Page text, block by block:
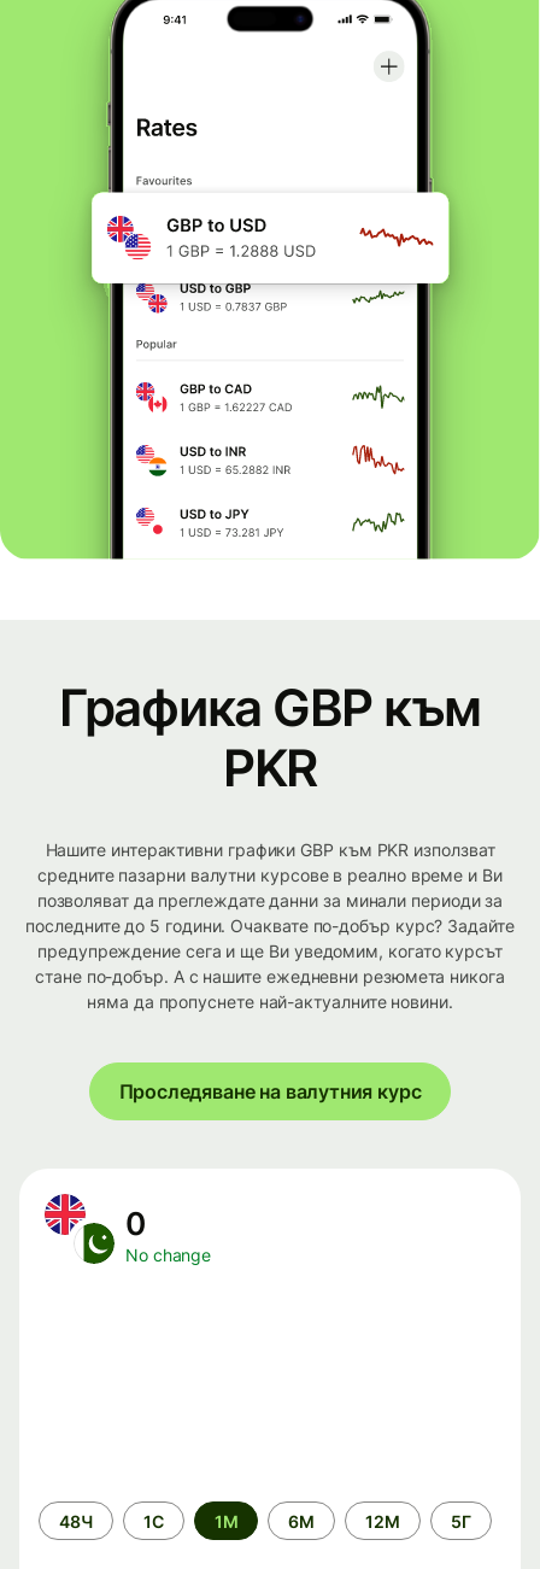
Графика GBP към
PKR
Нашите интерактивни графики GBP към PKR използват
средните пазарни валутни курсове в реално време и Ви
позволяват да преглеждате данни за минали периоди за
последните до 5 години. Очаквате по-добър курс? Задайте
предупреждение сега и ще Ви уведомим, когато курсът
стане по-добър. А с нашите ежедневни резюмета никога
няма да пропуснете най-актуалните новини.
Проследяване на валутния курс
0
No change
Time
period
48Ч 1С 1М 6М 12М 5Г